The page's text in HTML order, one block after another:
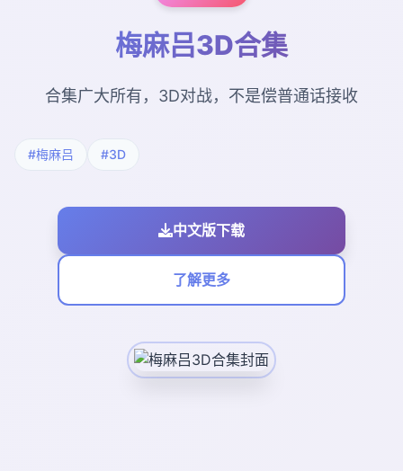
梅麻吕3D合集
合集广大所有，3D对战，不是偿普通话接收
#梅麻吕 #3D
中文版下载
了解更多